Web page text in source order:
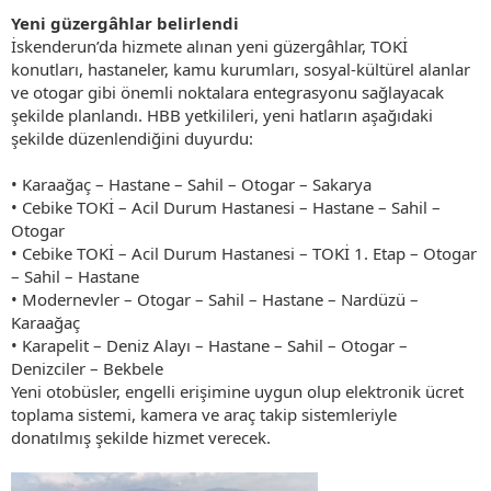
Yeni güzergâhlar belirlendi
İskenderun’da hizmete alınan yeni güzergâhlar, TOKİ
konutları, hastaneler, kamu kurumları, sosyal-kültürel alanlar
ve otogar gibi önemli noktalara entegrasyonu sağlayacak
şekilde planlandı. HBB yetkilileri, yeni hatların aşağıdaki
şekilde düzenlendiğini duyurdu:
• Karaağaç – Hastane – Sahil – Otogar – Sakarya
• Cebike TOKİ – Acil Durum Hastanesi – Hastane – Sahil –
Otogar
• Cebike TOKİ – Acil Durum Hastanesi – TOKİ 1. Etap – Otogar
– Sahil – Hastane
• Modernevler – Otogar – Sahil – Hastane – Nardüzü –
Karaağaç
• Karapelit – Deniz Alayı – Hastane – Sahil – Otogar –
Denizciler – Bekbele
Yeni otobüsler, engelli erişimine uygun olup elektronik ücret
toplama sistemi, kamera ve araç takip sistemleriyle
donatılmış şekilde hizmet verecek.